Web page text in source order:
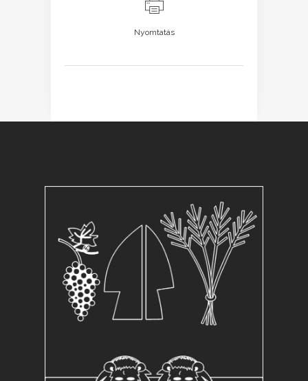
Nyomtatás